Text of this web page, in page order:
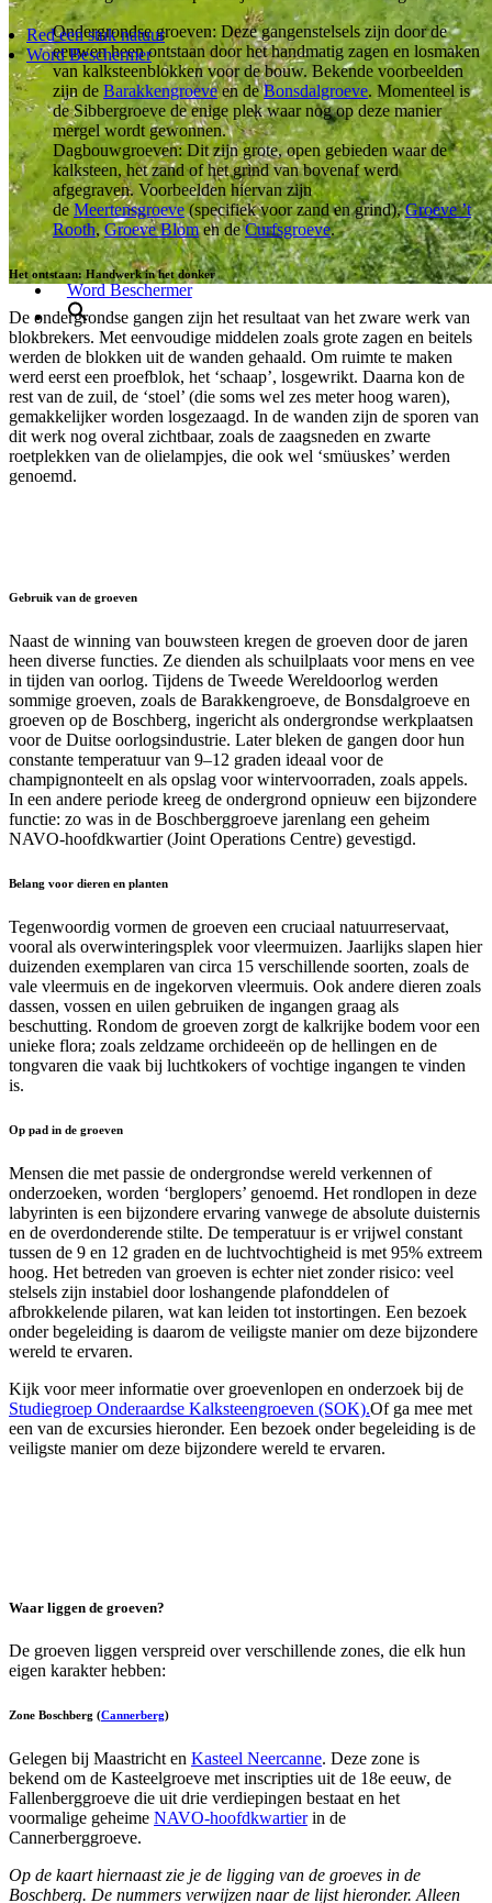
Red een stuk natuur
Word Beschermer
Vacatures
Publicaties
Contact
Veelgestelde vragen
Landschapsbeheer
Nieuws
Wat wij doen
Aan de slag
Activiteiten
Kinderen van het landschap
Vrijwilligersgroepen
Limburg Mooier Groen
Stel je vraag
Red een stuk natuur
Word Beschermer
Ondergrondse groeven: Deze gangenstelsels zijn door de
eeuwen heen ontstaan doorhet handmatig zagen en losmaken
van kalksteenblokkenvoor de bouw. Bekende voorbeelden
zijn de Barakkengroeveen deBonsdalgroeve. Momenteel is
deSibbergroeve de enige plek waar nog op deze manier
mergel wordt gewonnen.
Dagbouwgroeven: Dit zijn grote, open gebieden waar de
kalksteen, het zand of het grind van bovenaf werd
afgegraven. Voorbeelden hiervan zijn
deMeertensgroeve(specifiek voor zand en grind),Groeve ’t
Rooth,Groeve Blomen deCurfsgroeve.
Het ontstaan: Handwerk in het donker
De ondergrondse gangen zijn het resultaat van het zware werk van
blokbrekers. Met eenvoudige middelen zoals grote zagen en beitels
werden de blokken uit de wanden gehaald. Om ruimte te maken
werd eerst een proefblok, het ‘schaap’, losgewrikt. Daarna kon de
rest van de zuil, de ‘stoel’ (die soms wel zes meter hoog waren),
gemakkelijker worden losgezaagd. In de wanden zijn de sporen van
dit werk nog overal zichtbaar, zoals de zaagsneden en zwarte
roetplekken van de olielampjes, die ook wel ‘smüuskes’ werden
genoemd.
Gebruik van de groeven
Naast de winning van bouwsteen kregen de groeven door de jaren
heen diverse functies. Ze dienden als schuilplaats voor mens en vee
in tijden van oorlog. Tijdens de Tweede Wereldoorlog werden
sommige groeven, zoals de Barakkengroeve, de Bonsdalgroeve en
groeven op de Boschberg, ingericht als ondergrondse werkplaatsen
voor de Duitse oorlogsindustrie. Later bleken de gangen door hun
constante temperatuur van 9–12 graden ideaal voor de
champignonteelt en als opslag voor wintervoorraden, zoals appels.
In een andere periode kreeg de ondergrond opnieuw een bijzondere
functie: zo was in de Boschberggroeve jarenlang een geheim
NAVO-hoofdkwartier (Joint Operations Centre) gevestigd.
Belang voor dieren en planten
Tegenwoordig vormen de groeven een cruciaal natuurreservaat,
vooral als overwinteringsplek voor vleermuizen. Jaarlijks slapen hier
duizenden exemplaren van circa 15 verschillende soorten, zoals de
vale vleermuis en de ingekorven vleermuis. Ook andere dieren zoals
dassen, vossen en uilen gebruiken de ingangen graag als
beschutting. Rondom de groeven zorgt de kalkrijke bodem voor een
unieke flora; zoals zeldzame orchideeën op de hellingen en de
tongvaren die vaak bij luchtkokers of vochtige ingangen te vinden
is.
Op pad in de groeven
Mensen die met passie de ondergrondse wereld verkennen of
onderzoeken, worden ‘berglopers’ genoemd. Het rondlopen in deze
labyrinten is een bijzondere ervaring vanwege de absolute duisternis
en de overdonderende stilte. De temperatuur is er vrijwel constant
tussen de 9 en 12 graden en de luchtvochtigheid is met 95% extreem
hoog. Het betreden van groeven is echter niet zonder risico: veel
stelsels zijn instabiel door loshangende plafonddelen of
afbrokkelende pilaren, wat kan leiden tot instortingen. Een bezoek
onder begeleiding is daarom de veiligste manier om deze bijzondere
wereld te ervaren.
Kijk voor meer informatie over groevenlopen en onderzoek bij de
Studiegroep Onderaardse Kalksteengroeven (SOK).Of ga mee met
een van de excursies hieronder. Een bezoek onder begeleiding is de
veiligste manier om deze bijzondere wereld te ervaren.
Waar liggen de groeven?
De groeven liggen verspreid over verschillende zones, die elk hun
eigen karakter hebben:
Zone Boschberg (Cannerberg)
Gelegen bij Maastricht en Kasteel Neercanne. Deze zone is
bekend om de Kasteelgroeve met inscripties uit de 18e eeuw, de
Fallenberggroeve die uit drie verdiepingen bestaat en het
voormalige geheime NAVO-hoofdkwartierin de
Cannerberggroeve.
Op de kaart hiernaast zie je de ligging van de groeves in de
Boschberg. De nummers verwijzen naar de lijst hieronder. Alleen